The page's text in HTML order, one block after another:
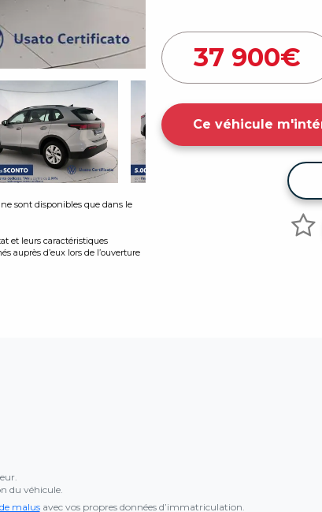
sont disponibles que dans le
et leurs caractéristiques
auprès d’eux lors de l’ouverture
37 900€
Ce véhicule
du véhicule.
malusavec vos propres données d’immatriculation.